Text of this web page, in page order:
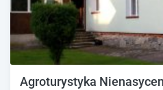
Agroturystyka